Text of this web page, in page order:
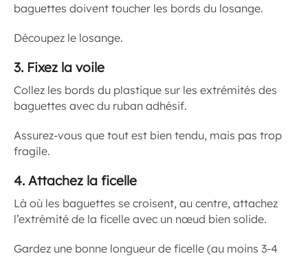
baguettes doivent toucher les bords du losange.
Découpez le losange.
3. Fixez la voile
Collez les bords du plastique sur les extrémités des
baguettes avec du ruban adhésif.
Assurez-vous que tout est bien tendu, mais pas trop
fragile.
4. Attachez la ficelle
Là où les baguettes se croisent, au centre, attachez
l’extrémité de la ficelle avec un nœud bien solide.
Gardez une bonne longueur de ficelle (au moins 3-4